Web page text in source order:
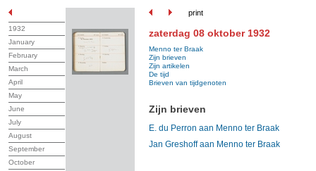
print
1932
January
February
March
April
May
June
July
August
September
October
zaterdag 08 oktober 1932
Menno ter Braak
Zijn brieven
Zijn artikelen
De tijd
Brieven van tijdgenoten
Zijn brieven
E. du Perron aan Menno ter Braak
Jan Greshoff aan Menno ter Braak